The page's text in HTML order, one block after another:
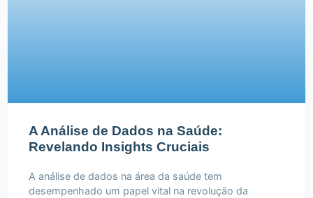
A Análise de Dados na Saúde:
Revelando Insights Cruciais
A análise de dados na área da saúde tem
desempenhado um papel vital na revolução da